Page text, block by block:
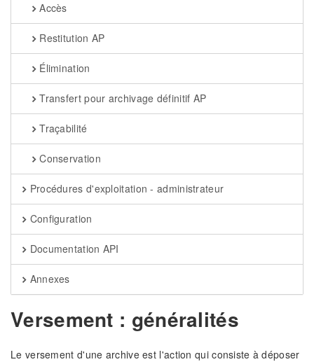
Accès
Restitution AP
Élimination
Transfert pour archivage définitif AP
Traçabilité
Conservation
Procédures d'exploitation - administrateur
Configuration
Documentation API
Annexes
Versement : généralités
Le versement d'une archive est l'action qui consiste à déposer